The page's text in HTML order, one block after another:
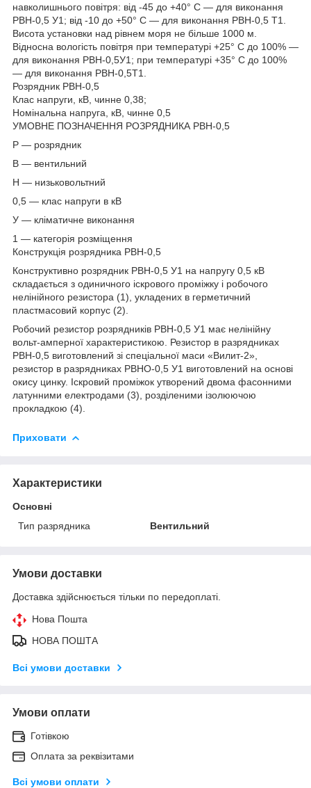
навколишнього повітря: від -45 до +40° С — для виконання
РВН-0,5 У1; від -10 до +50° С — для виконання РВН-0,5 Т1.
Висота установки над рівнем моря не більше 1000 м.
Відносна вологість повітря при температурі +25° С до 100% —
для виконання РВН-0,5У1; при температурі +35° С до 100%
— для виконання РВН-0,5Т1.
Розрядник РВН-0,5
Клас напруги, кВ, чинне 0,38;
Номінальна напруга, кВ, чинне 0,5
УМОВНЕ ПОЗНАЧЕННЯ РОЗРЯДНИКА РВН-0,5
Р — розрядник
В — вентильний
Н — низьковольтний
0,5 — клас напруги в кВ
У — кліматичне виконання
1 — категорія розміщення
Конструкція розрядника РВН-0,5
Конструктивно розрядник РВН-0,5 У1 на напругу 0,5 кВ
складається з одиничного іскрового проміжку і робочого
нелінійного резистора (1), укладених в герметичний
пластмасовий корпус (2).
Робочий резистор розрядників РВН-0,5 У1 має нелінійну
вольт-амперної характеристикою. Резистор в разрядниках
РВН-0,5 виготовлений зі спеціальної маси «Вилит-2»,
резистор в разрядниках РВНО-0,5 У1 виготовлений на основі
окису цинку. Іскровий проміжок утворений двома фасонними
латунними електродами (3), розділеними ізолюючою
прокладкою (4).
Приховати
Характеристики
Основні
Тип разрядника
Вентильний
Умови доставки
Доставка здійснюється тільки по передоплаті.
Нова Пошта
НОВА ПОШТА
Всі умови доставки
Умови оплати
Готівкою
Оплата за реквізитами
Всі умови оплати